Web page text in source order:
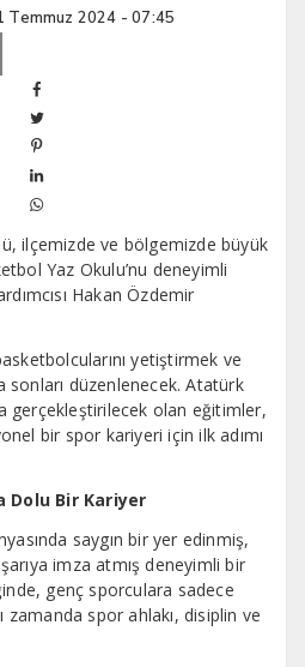
Temmuz 2024 - 07:45
ilçemizde ve bölgemizde büyük
Yaz Okulu’nu deneyimli
Hakan Özdemir
yetiştirmek ve
düzenlenecek. Atatürk
gerçekleştirilecek olan eğitimler,
bir spor kariyeri için ilk adımı
Dolu Bir Kariyer
saygın bir yer edinmiş,
imza atmış deneyimli bir
genç sporculara sadece
zamanda spor ahlakı, disiplin ve